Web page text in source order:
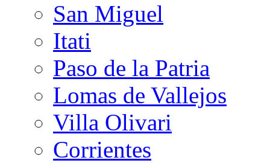
San Miguel
Itati
Paso de la Patria
Lomas de Vallejos
Villa Olivari
Corrientes